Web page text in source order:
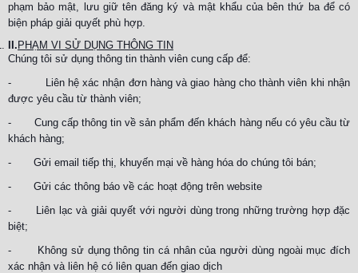
phạm bảo mật, lưu giữ tên đăng ký và mật khẩu của bên thứ ba để có
biện pháp giải quyết phù hợp.
II. PHẠM VI SỬ DỤNG THÔNG TIN
Chúng tôi sử dụng thông tin thành viên cung cấp để:
- Liên hệ xác nhận đơn hàng và giao hàng cho thành viên khi nhận
được yêu cầu từ thành viên;
- Cung cấp thông tin về sản phẩm đến khách hàng nếu có yêu cầu từ
khách hàng;
- Gửi email tiếp thị, khuyến mại về hàng hóa do chúng tôi bán;
- Gửi các thông báo về các hoạt động trên website
- Liên lạc và giải quyết với người dùng trong những trường hợp đặc
biệt;
- Không sử dụng thông tin cá nhân của người dùng ngoài mục đích
xác nhận và liên hệ có liên quan đến giao dịch